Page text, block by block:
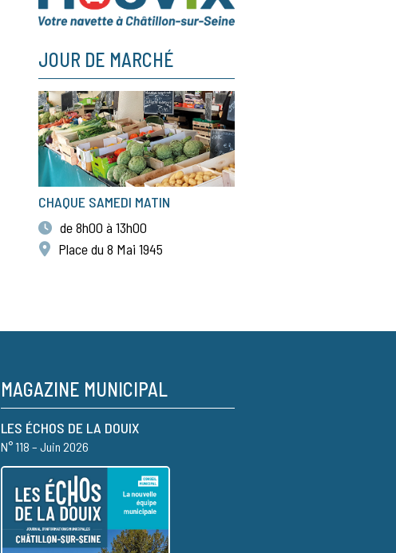
JOUR DE MARCHÉ
CHAQUE SAMEDI MATIN
de 8h00 à 13h00
Place du 8 Mai 1945
MAGAZINE MUNICIPAL
LES ÉCHOS DE LA DOUIX
N° 118 – Juin 2026